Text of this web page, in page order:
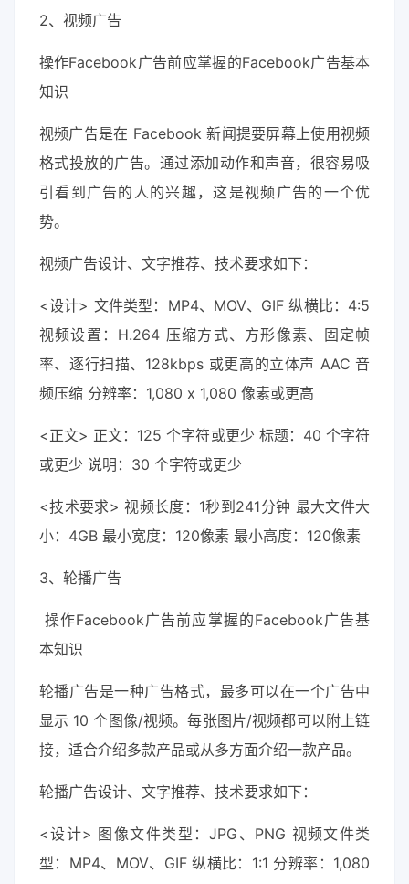
2、视频广告
操作Facebook广告前应掌握的Facebook广告基本
知识
视频广告是在 Facebook 新闻提要屏幕上使用视频
格式投放的广告。通过添加动作和声音，很容易吸
引看到广告的人的兴趣，这是视频广告的一个优
势。
视频广告设计、文字推荐、技术要求如下：
<设计> 文件类型：MP4、MOV、GIF 纵横比：4:5
视频设置：H.264 压缩方式、方形像素、固定帧
率、逐行扫描、128kbps 或更高的立体声 AAC 音
频压缩 分辨率：1,080 x 1,080 像素或更高
<正文> 正文：125 个字符或更少 标题：40 个字符
或更少 说明：30 个字符或更少
<技术要求> 视频长度：1秒到241分钟 最大文件大
小：4GB 最小宽度：120像素 最小高度：120像素
3、轮播广告
操作Facebook广告前应掌握的Facebook广告基
本知识
轮播广告是一种广告格式，最多可以在一个广告中
显示 10 个图像/视频。每张图片/视频都可以附上链
接，适合介绍多款产品或从多方面介绍一款产品。
轮播广告设计、文字推荐、技术要求如下：
<设计> 图像文件类型：JPG、PNG 视频文件类
型：MP4、MOV、GIF 纵横比：1:1 分辨率：1,080